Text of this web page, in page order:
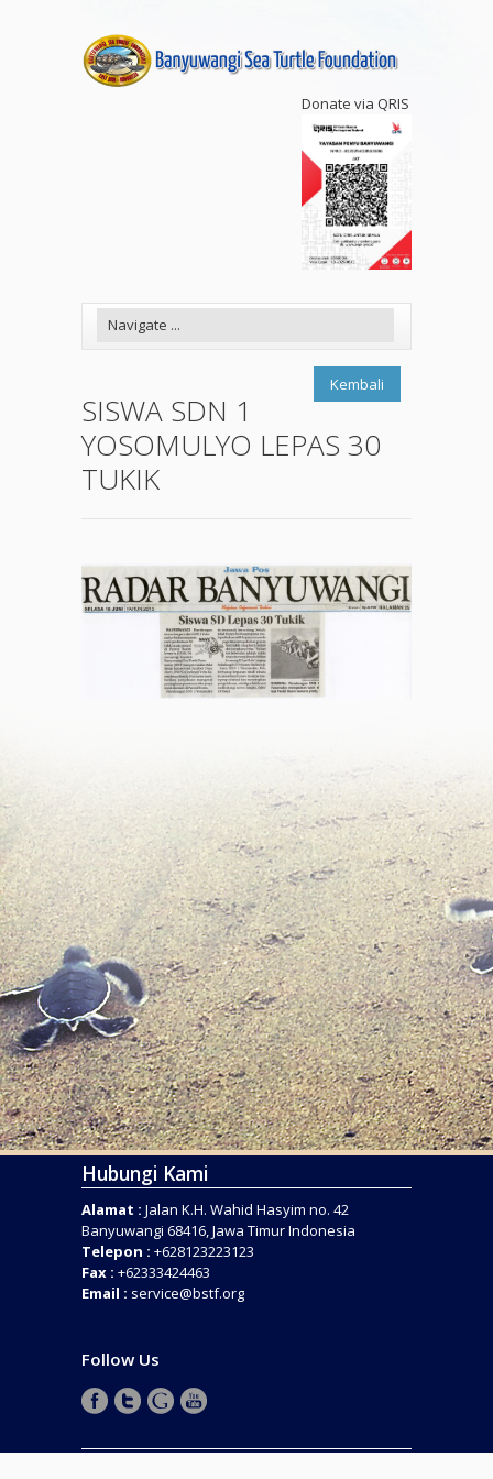
Donate via QRIS
Kembali
SISWA SDN 1
YOSOMULYO LEPAS 30
TUKIK
Hubungi Kami
Alamat : Jalan K.H. Wahid Hasyim no. 42
Banyuwangi 68416, Jawa Timur Indonesia
Telepon : +628123223123
Fax : +62333424463
Email : service@bstf.org
Follow Us